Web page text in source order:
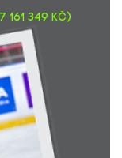
161 349 Kč)